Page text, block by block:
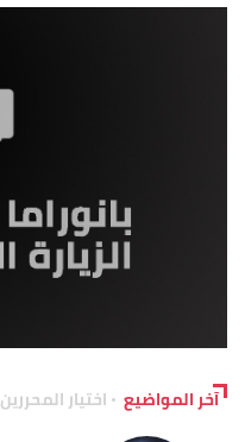
آخر المواضيع اختيار المحررين